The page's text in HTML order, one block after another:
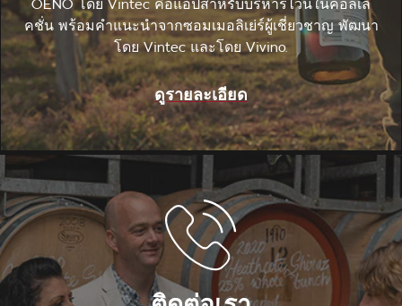
OENO โดย Vintec คือแอปสำหรับบริหารไวน์ในคอลเล
คชั่น พร้อมคำแนะนำจากซอมเมอลิเย่ร์ผู้เชี่ยวชาญ พัฒนา
โดย Vintec และโดย Vivino.
ดูรายละเอียด